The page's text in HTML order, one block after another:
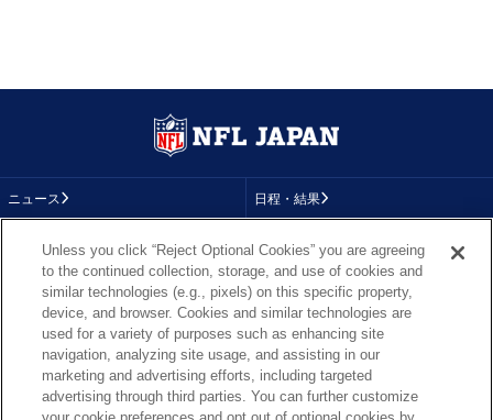
ニュース 日程・結果
コラム テレビ
画像
チーム 順位表
選手成績 About NFL
More NFL 特集
Unless you click “Reject Optional Cookies” you are agreeing
to the continued collection, storage, and use of cookies and
similar technologies (e.g., pixels) on this specific property,
device, and browser. Cookies and similar technologies are
used for a variety of purposes such as enhancing site
navigation, analyzing site usage, and assisting in our
marketing and advertising efforts, including targeted
advertising through third parties. You can further customize